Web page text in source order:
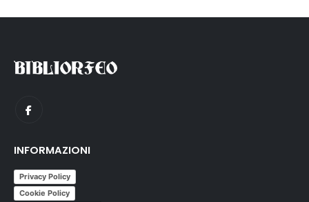
INFORMAZIONI
Privacy Policy
Cookie Policy